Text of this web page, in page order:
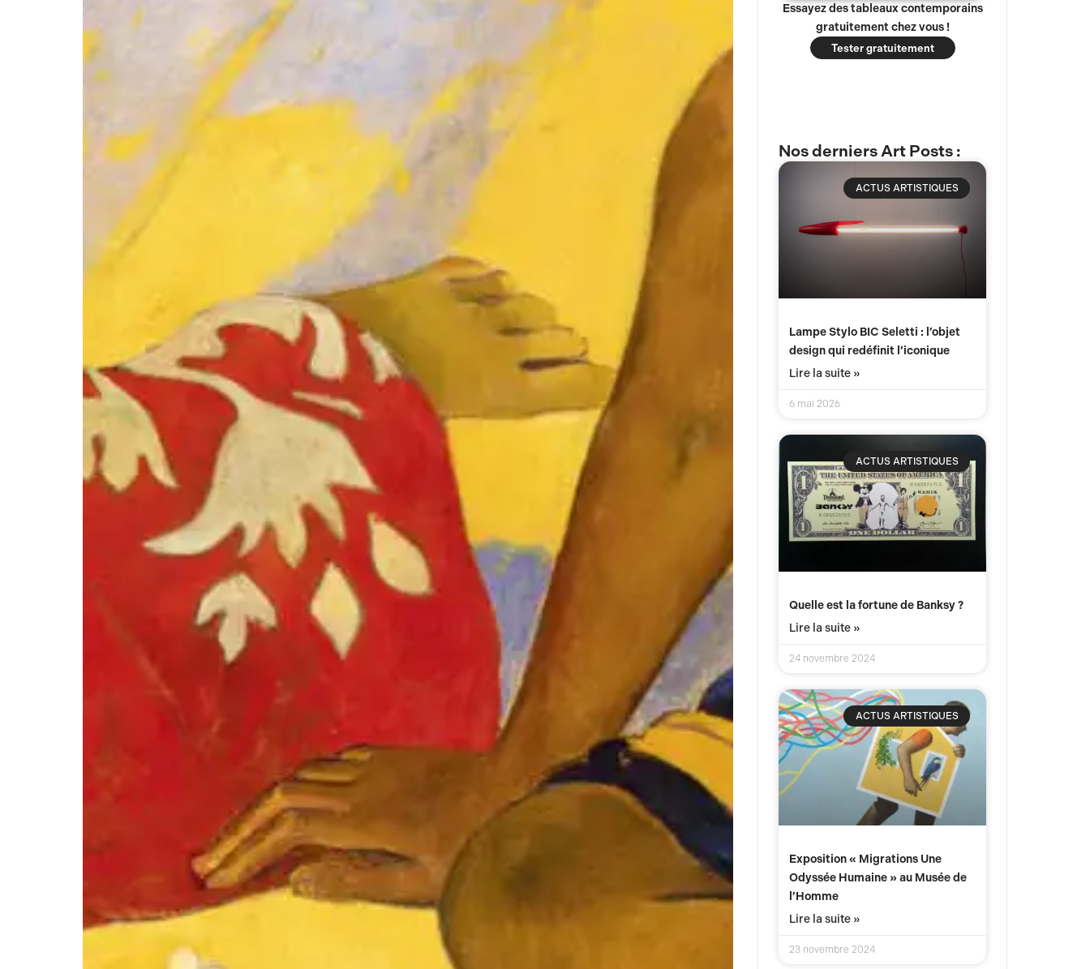
Nos derniers Art Posts :
ACTUS ARTISTIQUES
Lampe Stylo BIC Seletti : l’objet
design qui redéfinit l’iconique
Lire la suite »
6 mai 2026
ACTUS ARTISTIQUES
Quelle est la fortune de Banksy ?
Lire la suite »
24 novembre 2024
ACTUS ARTISTIQUES
Exposition « Migrations Une
Odyssée Humaine » au Musée de
l’Homme
Lire la suite »
23 novembre 2024
Essayez des tableaux contemporains
gratuitement chez vous !
Tester gratuitement